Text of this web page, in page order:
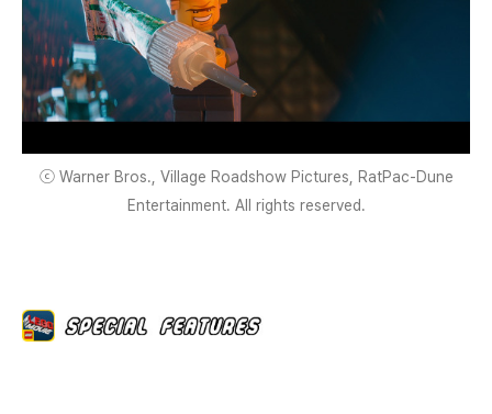
ⓒ Warner Bros., Village Roadshow Pictures, RatPac-Dune
Entertainment. All rights reserved.